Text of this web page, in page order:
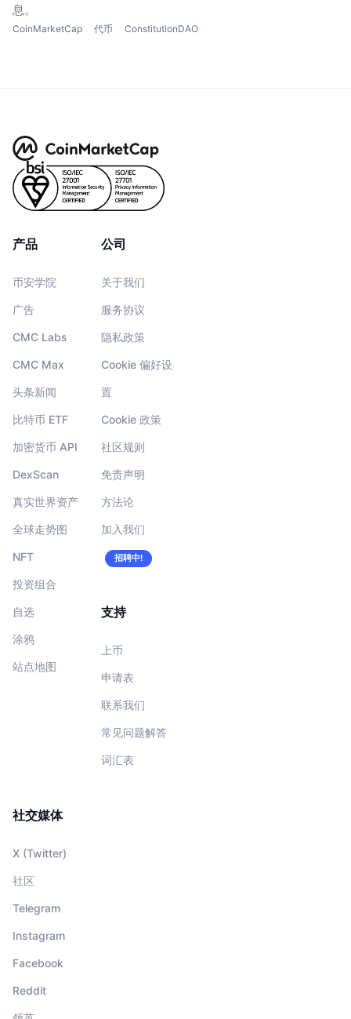
息。
CoinMarketCap 代币 ConstitutionDAO
产品
币安学院
广告
CMC Labs
CMC Max
头条新闻
比特币 ETF
加密货币 API
DexScan
真实世界资产
全球走势图
NFT
投资组合
自选
涂鸦
站点地图
公司
关于我们
服务协议
隐私政策
Cookie 偏好设
置
Cookie 政策
社区规则
免责声明
方法论
加入我们
招聘中!
支持
上币
申请表
联系我们
常见问题解答
词汇表
社交媒体
X (Twitter)
社区
Telegram
Instagram
Facebook
Reddit